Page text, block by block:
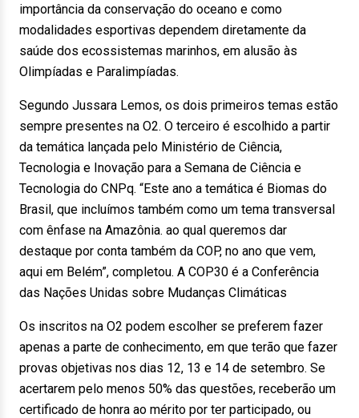
importância da conservação do oceano e como
modalidades esportivas dependem diretamente da
saúde dos ecossistemas marinhos, em alusão às
Olimpíadas e Paralimpíadas.
Segundo Jussara Lemos, os dois primeiros temas estão
sempre presentes na O2. O terceiro é escolhido a partir
da temática lançada pelo Ministério de Ciência,
Tecnologia e Inovação para a Semana de Ciência e
Tecnologia do CNPq. “Este ano a temática é Biomas do
Brasil, que incluímos também como um tema transversal
com ênfase na Amazônia. ao qual queremos dar
destaque por conta também da COP, no ano que vem,
aqui em Belém”, completou. A COP30 é a Conferência
das Nações Unidas sobre Mudanças Climáticas
Os inscritos na O2 podem escolher se preferem fazer
apenas a parte de conhecimento, em que terão que fazer
provas objetivas nos dias 12, 13 e 14 de setembro. Se
acertarem pelo menos 50% das questões, receberão um
certificado de honra ao mérito por ter participado, ou